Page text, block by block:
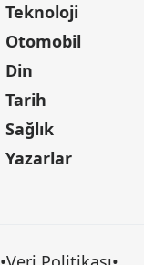
Teknoloji
Otomobil
Din
Tarih
Sağlık
Yazarlar